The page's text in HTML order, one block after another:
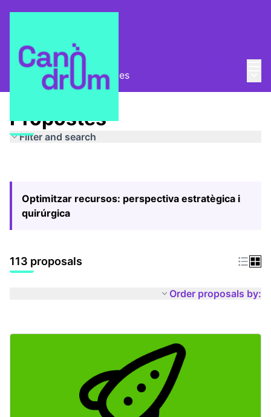
Pla Estratègic Propostes
Propostes
Filter and search
Optimitzar recursos: perspectiva estratègica i
quirúrgica
113 proposals
Order proposals by: